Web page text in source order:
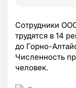
Сотрудники
трудятся в 14
до Горно-
Численность
человек.